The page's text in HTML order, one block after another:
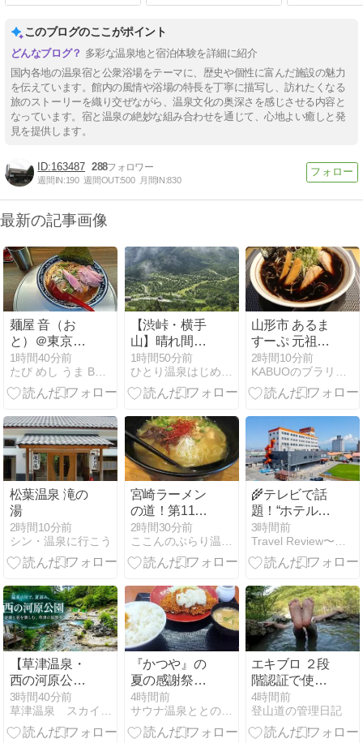
このブログのここがポイント
多彩な温泉地と宿泊体験を詳細に紹介
国内各地の温泉宿と公衆浴場をテーマに、歴史や個性に富んだ施設の魅力
を伝えています。館内の風情や浴場の特長を丁寧に描写し、訪れたくなる
旅のストーリーを織り交ぜながら、温泉文化の奥深さを感じさせる内容と
なっています。宿と温泉の絶妙な組み合わせを通じて、心地よい癒しと発
見を提供します。
163487 288
週間IN:190 週間OUT:500 月間IN:830
最新の記事画像
麺屋 音（お
と）＠東京都
足立区/北千住
駅
1時間40分前
たび めし うま BLOG
【渋峠・横手
山】晴れ間を
狙って
Point2307へ！
劇的ビフォー
快下山｜万座
温泉ひとり旅
㊲
1時間50分前
ひとり温泉はじめました。
山形市 あるま
すーぷ 元祖山
形あるまブラ
ック醤油をご
紹介！🍜
2時間10分前
KABUOのブラリ放浪記
松葉温泉 滝の
湯
2時間10分前
シン・温泉に行こう
宮崎ラーメン
の道！第114
弾 ぐんけい宮
崎駅前店きて
ん 地頭鶏ラー
2時間30分前
ここんのぶらり温泉紀行ブログ
🌾テレビで話
題！“ホテルた
いよう農園 西
条”を調べてみ
たら…想像以
園”だった
3時間前
Travel Review〜ツーリング・旅行記・旅情報〜
【草津温泉・
西の河原公
園】温泉の川
と足湯を楽し
む夏の涼散歩
3時間40分前
草津温泉 スカイランドブログ
『かつや』の
夏の感謝祭に
て『おろしカ
ツ定食』が爆
速！飯田市
4時間前
サウナ温泉ととのいチャンネル
エキブロ ２段
階認証で使い
づらくなった
4時間前
登山道の管理日記